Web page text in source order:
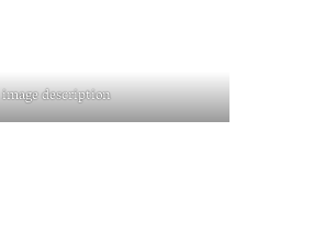
image description